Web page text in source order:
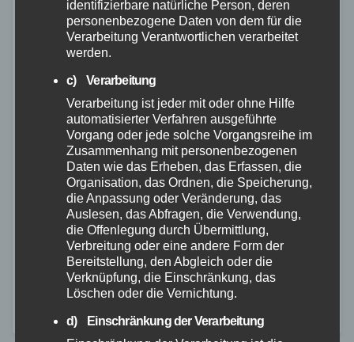
NEUWIED POLIZEI
Polizei an roter Ampel überholt
25. SEP. 2023
Am Samstag, 23.09.2023, stand eine
Streifenbesatzung der PI Neuwied gegen 17.30 Uhr
an der Abbiegerampel in der Neuwieder Straße, um
nach links in Richtung Heimbach-Weis abzubiegen.
Die Ampel zeigte dabei…
identifizierbare natürliche Person, deren
personenbezogene Daten von dem für die
Verarbeitung Verantwortlichen verarbeitet
werden.
c) Verarbeitung
Verarbeitung ist jeder mit oder ohne Hilfe
automatisierter Verfahren ausgeführte
Vorgang oder jede solche Vorgangsreihe im
Zusammenhang mit personenbezogenen
Daten wie das Erheben, das Erfassen, die
Organisation, das Ordnen, die Speicherung,
die Anpassung oder Veränderung, das
Auslesen, das Abfragen, die Verwendung,
die Offenlegung durch Übermittlung,
Verbreitung oder eine andere Form der
Bereitstellung, den Abgleich oder die
Verknüpfung, die Einschränkung, das
Löschen oder die Vernichtung.
d) Einschränkung der Verarbeitung